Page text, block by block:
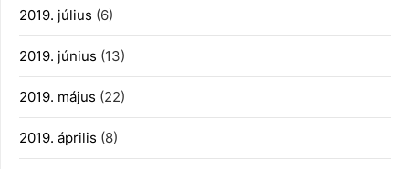
2019. július (6)
2019. június (13)
2019. május (22)
2019. április (8)